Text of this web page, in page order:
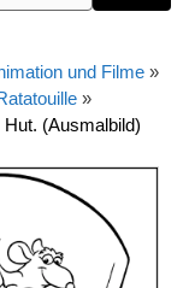
und Filme »
»
(Ausmalbild)